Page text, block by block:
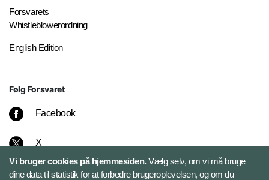
Forsvarets
Whistleblowerordning
English Edition
Følg Forsvaret
Facebook
X
Instagram
Vi bruger cookies på hjemmesiden.Vælg selv, om vi må bruge
dine data til statistik for at forbedre brugeroplevelsen, og om du